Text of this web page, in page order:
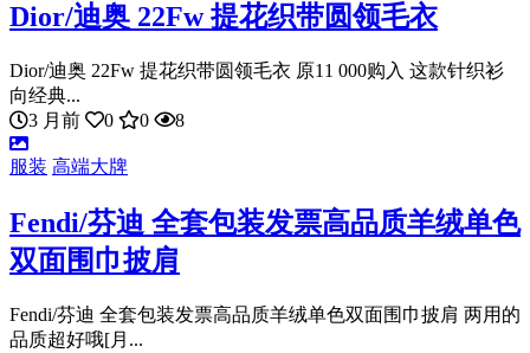
Dior/迪奥 22Fw 提花织带圆领毛衣
Dior/迪奥 22Fw 提花织带圆领毛衣 原11 000购入 这款针织衫
向经典...
3 月前
0 0 8
服装 高端大牌
Fendi/芬迪 全套包装发票高品质羊绒单色
双面围巾披肩
Fendi/芬迪 全套包装发票高品质羊绒单色双面围巾披肩 两用的
品质超好哦[月...